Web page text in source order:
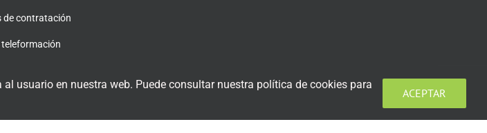
de contratación
usuario en nuestra web. Puede consultar nuestra política de cookies para
ACEPTAR